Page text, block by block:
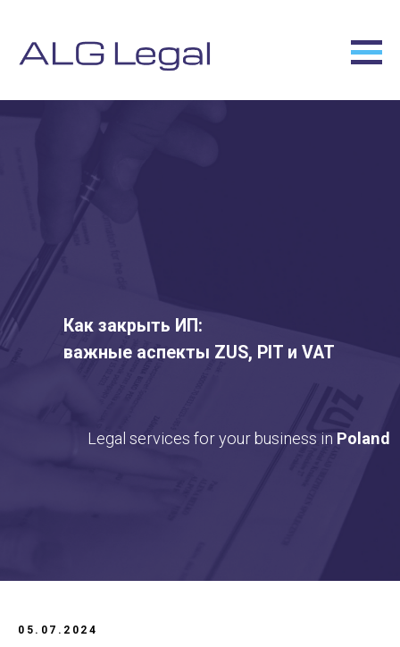
05.07.2024